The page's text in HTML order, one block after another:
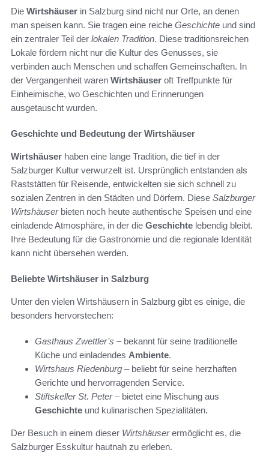
Die Wirtshäuser in Salzburg sind nicht nur Orte, an denen
man speisen kann. Sie tragen eine reiche Geschichte und sind
ein zentraler Teil der lokalen Tradition. Diese traditionsreichen
Lokale fördern nicht nur die Kultur des Genusses, sie
verbinden auch Menschen und schaffen Gemeinschaften. In
der Vergangenheit waren Wirtshäuser oft Treffpunkte für
Einheimische, wo Geschichten und Erinnerungen
ausgetauscht wurden.
Geschichte und Bedeutung der Wirtshäuser
Wirtshäuser haben eine lange Tradition, die tief in der
Salzburger Kultur verwurzelt ist. Ursprünglich entstanden als
Raststätten für Reisende, entwickelten sie sich schnell zu
sozialen Zentren in den Städten und Dörfern. Diese Salzburger
Wirtshäuserbieten noch heute authentische Speisen und eine
einladende Atmosphäre, in der die Geschichte lebendig bleibt.
Ihre Bedeutung für die Gastronomie und die regionale Identität
kann nicht übersehen werden.
Beliebte Wirtshäuser in Salzburg
Unter den vielen Wirtshäusern in Salzburg gibt es einige, die
besonders hervorstechen:
Gasthaus Zwettler’s – bekannt für seine traditionelle
Küche und einladendes Ambiente.
Wirtshaus Riedenburg – beliebt für seine herzhaften
Gerichte und hervorragenden Service.
Stiftskeller St. Peter– bietet eine Mischung aus
Geschichte und kulinarischen Spezialitäten.
Der Besuch in einem dieser Wirtshäuserermöglicht es, die
Salzburger Esskultur hautnah zu erleben.